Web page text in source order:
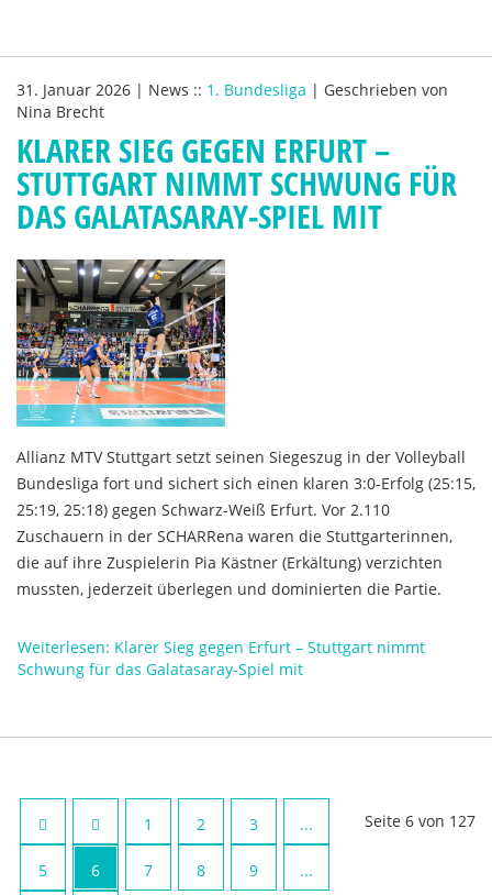
31. Januar 2026 | News :: 1. Bundesliga | Geschrieben von
Nina Brecht
KLARER SIEG GEGEN ERFURT –
STUTTGART NIMMT SCHWUNG FÜR
DAS GALATASARAY-SPIEL MIT
Allianz MTV Stuttgart setzt seinen Siegeszug in der Volleyball
Bundesliga fort und sichert sich einen klaren 3:0-Erfolg (25:15,
25:19, 25:18) gegen Schwarz-Weiß Erfurt. Vor 2.110
Zuschauern in der SCHARRena waren die Stuttgarterinnen,
die auf ihre Zuspielerin Pia Kästner (Erkältung) verzichten
mussten, jederzeit überlegen und dominierten die Partie.
Weiterlesen: Klarer Sieg gegen Erfurt – Stuttgart nimmt
Schwung für das Galatasaray-Spiel mit
Seite 6 von 127
1 2 3 ...
5 6 7 8 9 ...